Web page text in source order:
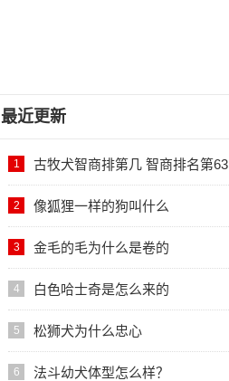
最近更新
1 古牧犬智商排第几 智商排名第63
位
2 像狐狸一样的狗叫什么
3 金毛的毛为什么是卷的
4 白色哈士奇是怎么来的
5 松狮犬为什么忠心
6 法斗幼犬体型怎么样？